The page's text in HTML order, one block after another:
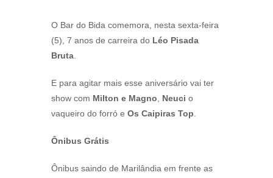
O Bar do Bida comemora, nesta sexta-feira
(5), 7 anos de carreira do Léo Pisada
Bruta
E para agitar mais esse aniversário vai ter
show com Milton e Magno Neuci o
vaqueiro do forró e Os Caipiras Top
Ônibus Grátis
Ônibus saindo de Marilândia em frente as